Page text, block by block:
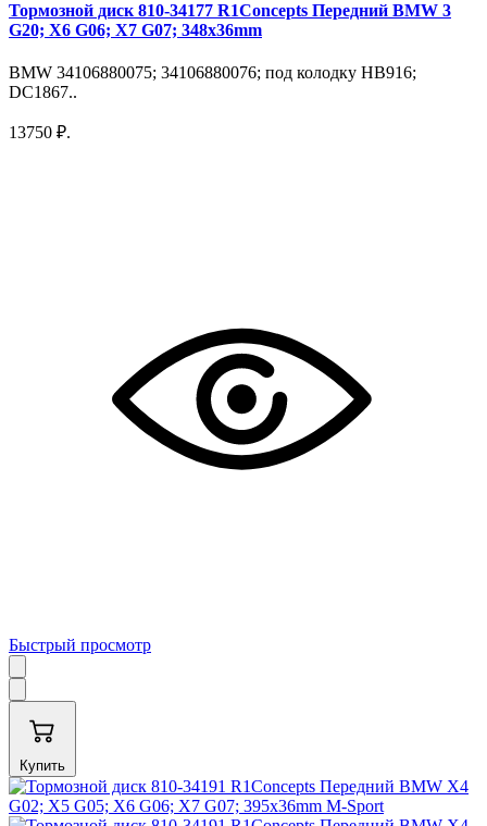
Тормозной диск 810-34177 R1Concepts Передний BMW 3
G20; X6 G06; X7 G07; 348х36mm
BMW 34106880075; 34106880076; под колодку HB916;
DC1867..
13750 ₽.
Быстрый просмотр
Купить